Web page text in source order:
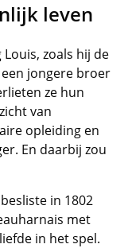
leven
Louis, zoals hij de
jongere broer
ze hun
van
opleiding en
En daarbij zou
in 1802
met
in het spel.